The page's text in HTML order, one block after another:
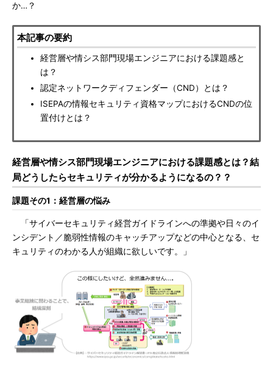
か…？
本記事の要約
経営層や情シス部門現場エンジニアにおける課題感と
は？
認定ネットワークディフェンダー（CND）とは？
ISEPAの情報セキュリティ資格マップにおけるCNDの位
置付けとは？
経営層や情シス部門現場エンジニアにおける課題感とは？結
局どうしたらセキュリティが分かるようになるの？？
課題その1：経営層の悩み
「サイバーセキュリティ経営ガイドラインへの準拠や日々のイ
ンシデント／脆弱性情報のキャッチアップなどの中心となる、セ
キュリティのわかる人が組織に欲しいです。」